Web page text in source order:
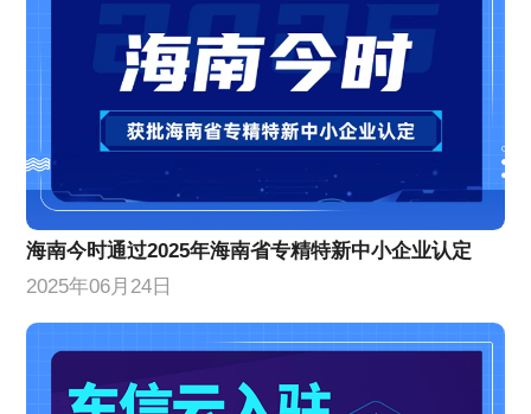
海南今时通过2025年海南省专精特新中小企业认定
2025年06月24日